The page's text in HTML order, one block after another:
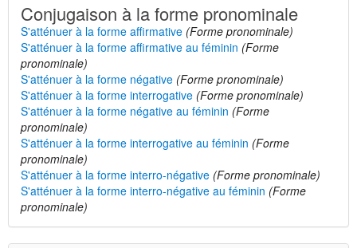
Conjugaison à la forme pronominale
S'atténuer à la forme affirmative (Forme pronominale)
S'atténuer à la forme affirmative au féminin (Forme
pronominale)
S'atténuer à la forme négative (Forme pronominale)
S'atténuer à la forme interrogative (Forme pronominale)
S'atténuer à la forme négative au féminin (Forme
pronominale)
S'atténuer à la forme interrogative au féminin (Forme
pronominale)
S'atténuer à la forme interro-négative (Forme pronominale)
S'atténuer à la forme interro-négative au féminin (Forme
pronominale)